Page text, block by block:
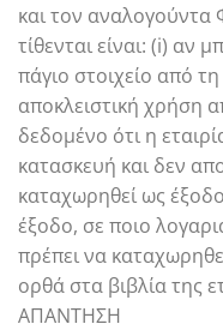
και τον
τίθενται είναι: (i) αν
πάγιο στοιχείο από
αποκλειστική χρήση
δεδομένο ότι η
κατασκευή και δεν
καταχωρηθεί ως
έξοδο, σε ποιο
πρέπει να
ορθά στα βιβλία της
ΑΠΑΝΤΗΣΗ